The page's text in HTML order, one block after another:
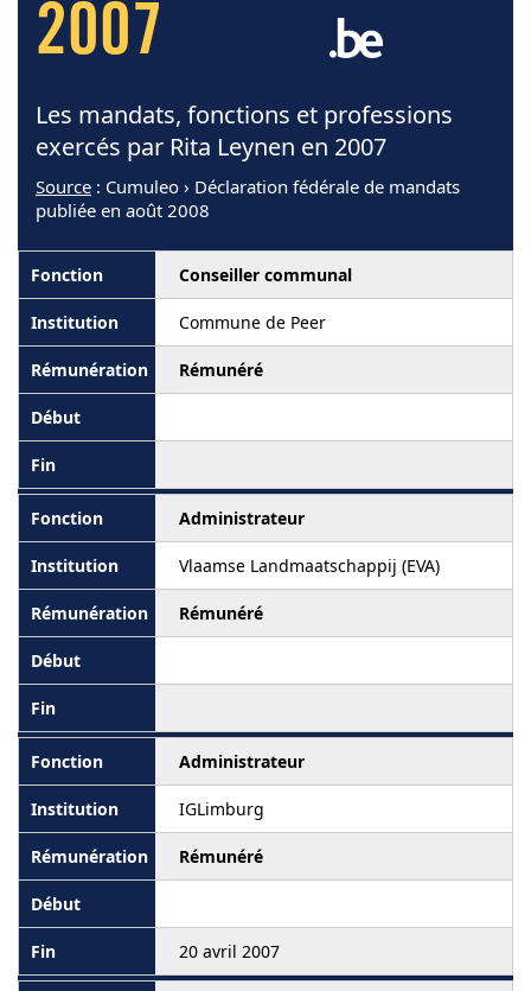
2007
Les mandats, fonctions et professions
exercés par Rita Leynen en 2007
Source : Cumuleo › Déclaration fédérale de mandats
publiée en août 2008
Conseiller communal
Commune de Peer
Rémunéré
Administrateur
Vlaamse Landmaatschappij (EVA)
Rémunéré
Administrateur
IGLimburg
Rémunéré
20 avril 2007